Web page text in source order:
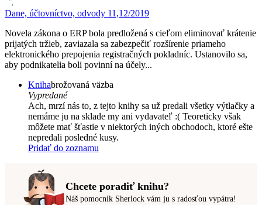
Dane, účtovníctvo, odvody 11,12/2019
Novela zákona o ERP bola predložená s cieľom eliminovať krátenie
prijatých tržieb, zaviazala sa zabezpečiť rozšírenie priameho
elektronického prepojenia registračných pokladníc. Ustanovilo sa,
aby podnikatelia boli povinní na účely...
Knihabrožovaná väzba
Vypredané
Ach, mrzí nás to, z tejto knihy sa už predali všetky výtlačky a
nemáme ju na sklade my ani vydavateľ :( Teoreticky však
môžete mať šťastie v niektorých iných obchodoch, ktoré ešte
nepredali posledné kusy.
Pridať do zoznamu
Chcete poradiť knihu?
Náš pomocník Sherlock vám ju s radosťou vypátra!